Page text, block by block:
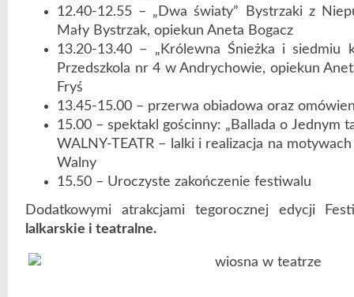
12.40-12.55 – „Dwa światy” Bystrzaki z
Mały Bystrzak, opiekun Aneta Bogacz
13.20-13.40 – „Królewna Śnieżka i siedmiu
Przedszkola nr 4 w Andrychowie, opiekun
Fryś
13.45-15.00 – przerwa obiadowa oraz
15.00 – spektakl gościnny: „Ballada o Jednym
WALNY-TEATR – lalki i realizacja na
Walny
15.50 – Uroczyste zakończenie festiwalu
Dodatkowymi atrakcjami tegorocznej edycji
lalkarskie i teatralne.